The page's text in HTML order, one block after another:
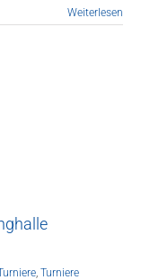
Weiterlesen
, Turniere